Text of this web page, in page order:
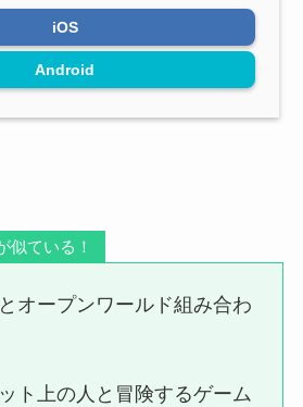
iOS
Android
似ている！
オープンワールド組み合わ
ト上の人と冒険するゲーム